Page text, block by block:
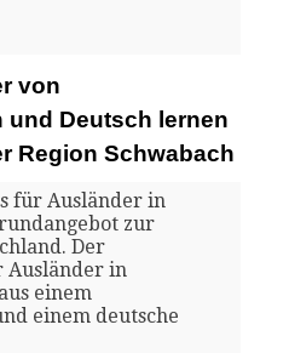
von
Deutsch lernen
Region Schwabach
für Ausländer in
zur
Der
in
einem
einem deutsche